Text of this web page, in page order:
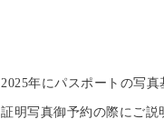
2025年にパスポートの写真
証明写真御予約の際にご説